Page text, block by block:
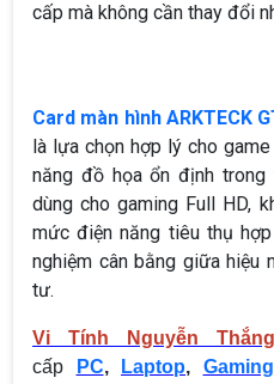
cấp mà không cần thay đổi
Card màn hình ARKTECK
là lựa chọn hợp lý cho
năng đồ họa ổn định
dùng cho gaming Full HD,
mức điện năng tiêu thụ
nghiệm cân bằng giữa hiệu
tư.
Vi Tính Nguyễn Thắng
cấp
PC, Laptop,